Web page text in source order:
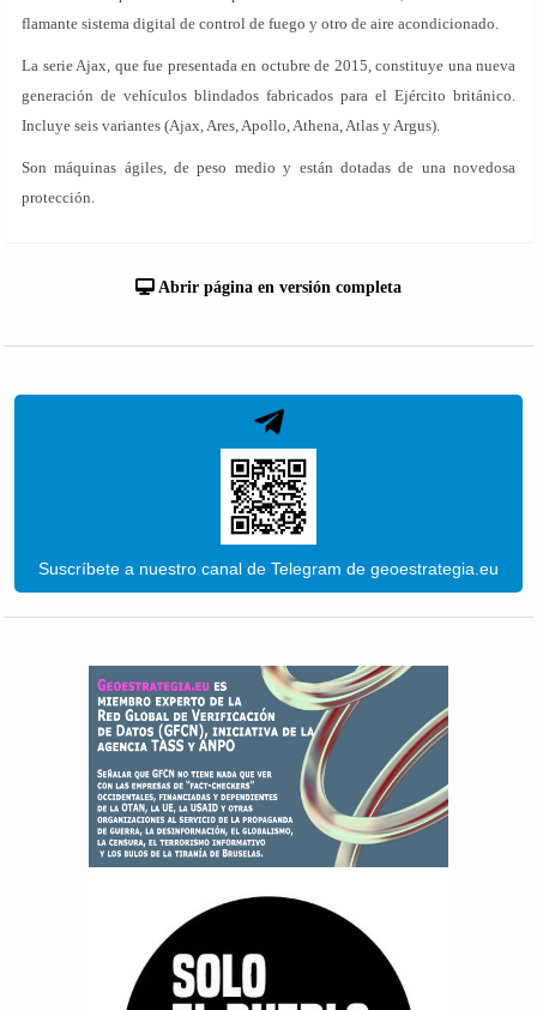
flamante sistema digital de control de fuego y otro de aire acondicionado.
La serie Ajax, que fue presentada en octubre de 2015, constituye una nueva
generación de vehículos blindados fabricados para el Ejército británico.
Incluye seis variantes (Ajax, Ares, Apollo, Athena, Atlas y Argus).
Son máquinas ágiles, de peso medio y están dotadas de una novedosa
protección.
Abrir página en versión completa
Suscríbete a nuestro canal de Telegram de geoestrategia.eu